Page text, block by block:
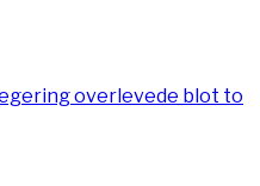
overlevede blot to